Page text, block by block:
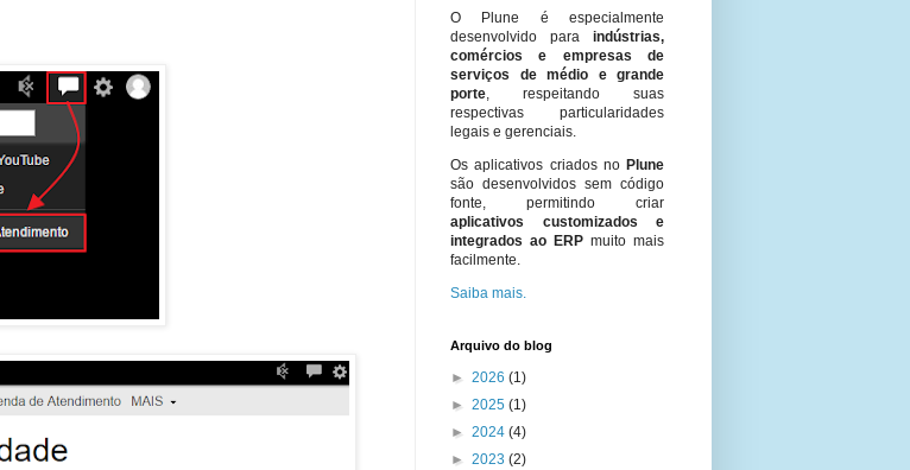
O Plune é especialmente
desenvolvido para indústrias,
comércios e empresas de
serviços de médio e grande
porte, respeitando suas
respectivas particularidades
legais e gerenciais.
Os aplicativos criados no Plune
são desenvolvidos sem código
fonte, permitindo criar
aplicativos customizados e
integrados ao ERP muito mais
facilmente.
Saiba mais.
Arquivo do blog
► 2026 (1)
► 2025 (1)
► 2024 (4)
► 2023 (2)